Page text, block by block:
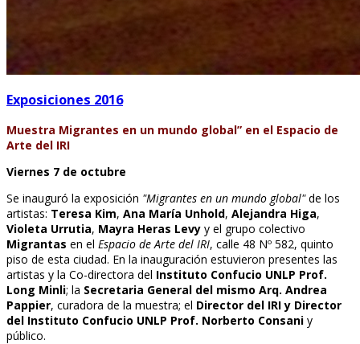
Exposiciones 2016
Muestra Migrantes en un mundo global” en el Espacio de
Arte del IRI
Viernes 7 de octubre
Se inauguró la exposición "Migrantes en un mundo global"de los
artistas: Teresa Kim, Ana María Unhold, Alejandra Higa,
Violeta Urrutia, Mayra Heras Levy y el grupo colectivo
Migrantas en el Espacio de Arte del IRI, calle 48 Nº 582, quinto
piso de esta ciudad. En la inauguración estuvieron presentes las
artistas y la Co-directora del Instituto Confucio UNLP Prof.
Long Minli; la Secretaria General del mismo Arq. Andrea
Pappier, curadora de la muestra; el Director del IRI y Director
del Instituto Confucio UNLP Prof. Norberto Consani y
público.